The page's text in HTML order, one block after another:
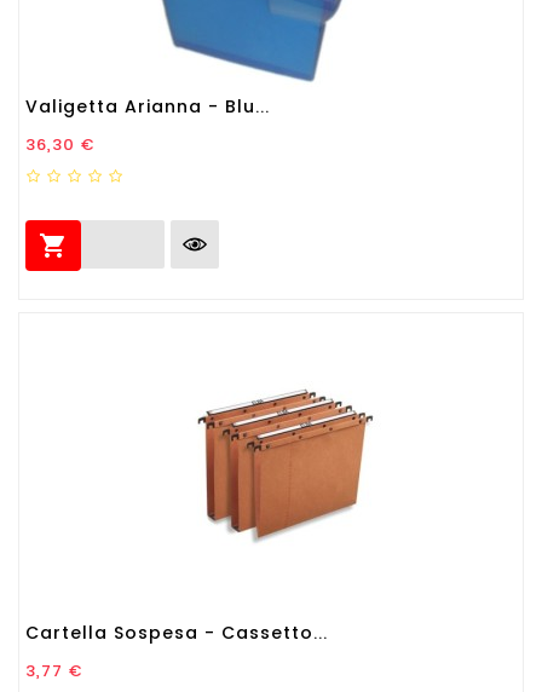
Valigetta Arianna - Blu...
Prezzo
36,30 €

Cartella Sospesa - Cassetto...
Prezzo
3,77 €